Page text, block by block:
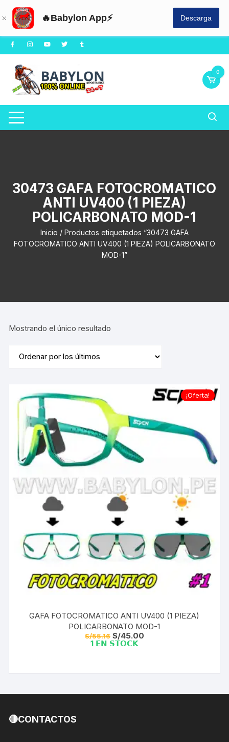
🔥Babylon App⚡ Descarga
Saltar
al
contenido
0
30473 GAFA FOTOCROMATICO
ANTI UV400 (1 PIEZA)
POLICARBONATO MOD-1
Inicio / Productos etiquetados “30473 GAFA
FOTOCROMATICO ANTI UV400 (1 PIEZA) POLICARBONATO
MOD-1”
Mostrando el único resultado
¡Oferta!
GAFA FOTOCROMATICO ANTI UV400 (1 PIEZA)
POLICARBONATO MOD-1
S/55.16 El
precio
S/45.00El
1 𝗘𝗡 𝗦𝗧𝗢𝗖𝗞
🔴CONTACTOS